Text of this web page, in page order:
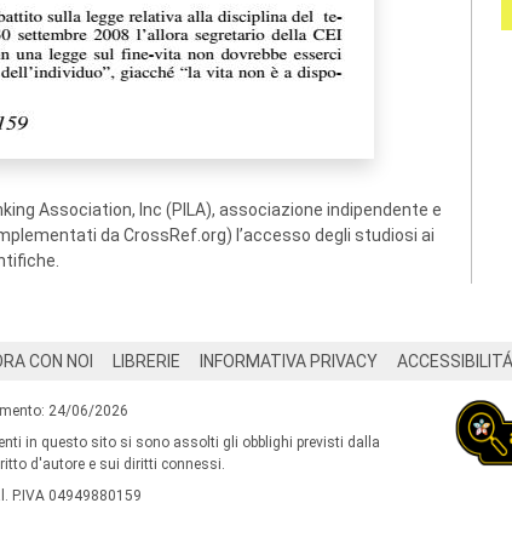
Association, Inc (PILA), associazione indipendente e
da CrossRef.org) l’accesso degli studiosi ai
CON NOI LIBRERIE INFORMATIVA PRIVACY ACCESSIBILITÁ
24/06/2026
in questo sito si sono assolti gli obblighi previsti dalla
d'autore e sui diritti connessi.
P.IVA 04949880159